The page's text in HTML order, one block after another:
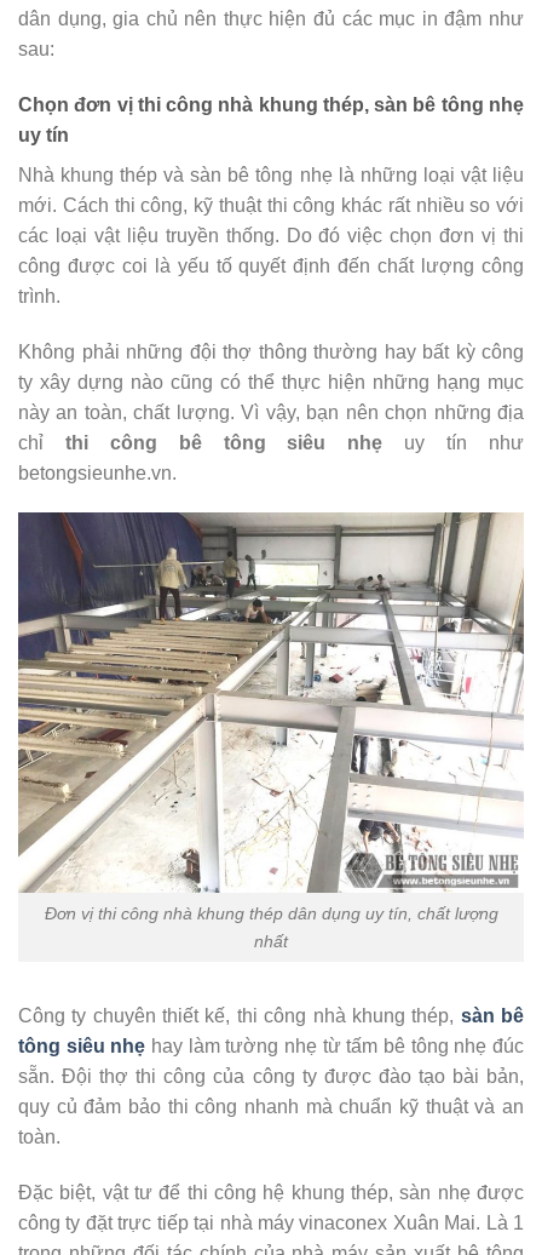
dân dụng, gia chủ nên thực hiện đủ các mục in đậm như
sau:
Chọn đơn vị thi công nhà khung thép, sàn bê tông nhẹ
uy tín
Nhà khung thép và sàn bê tông nhẹ là những loại vật liệu
mới. Cách thi công, kỹ thuật thi công khác rất nhiều so với
các loại vật liệu truyền thống. Do đó việc chọn đơn vị thi
công được coi là yếu tố quyết định đến chất lượng công
trình.
Không phải những đội thợ thông thường hay bất kỳ công
ty xây dựng nào cũng có thể thực hiện những hạng mục
này an toàn, chất lượng. Vì vậy, bạn nên chọn những địa
chỉ thi công bê tông siêu nhẹ uy tín như
betongsieunhe.vn.
Đơn vị thi công nhà khung thép dân dụng uy tín, chất lượng
nhất
Công ty chuyên thiết kế, thi công nhà khung thép, sàn bê
tông siêu nhẹ hay làm tường nhẹ từ tấm bê tông nhẹ đúc
sẵn. Đội thợ thi công của công ty được đào tạo bài bản,
quy củ đảm bảo thi công nhanh mà chuẩn kỹ thuật và an
toàn.
Đặc biệt, vật tư để thi công hệ khung thép, sàn nhẹ được
công ty đặt trực tiếp tại nhà máy vinaconex Xuân Mai. Là 1